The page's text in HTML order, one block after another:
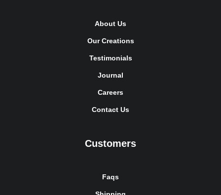
About Us
Our Creations
Testimonials
Journal
Careers
Contact Us
Customers
Faqs